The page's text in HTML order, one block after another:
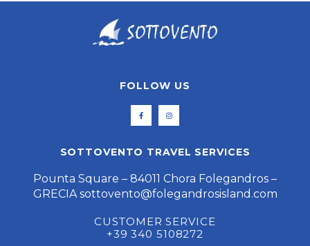
FOLLOW US
SOTTOVENTO TRAVEL SERVICES
Pounta Square – 84011 Chora Folegandros –
GRECIAsottovento@folegandrosisland.com
CUSTOMER SERVICE
+39 340 5108272